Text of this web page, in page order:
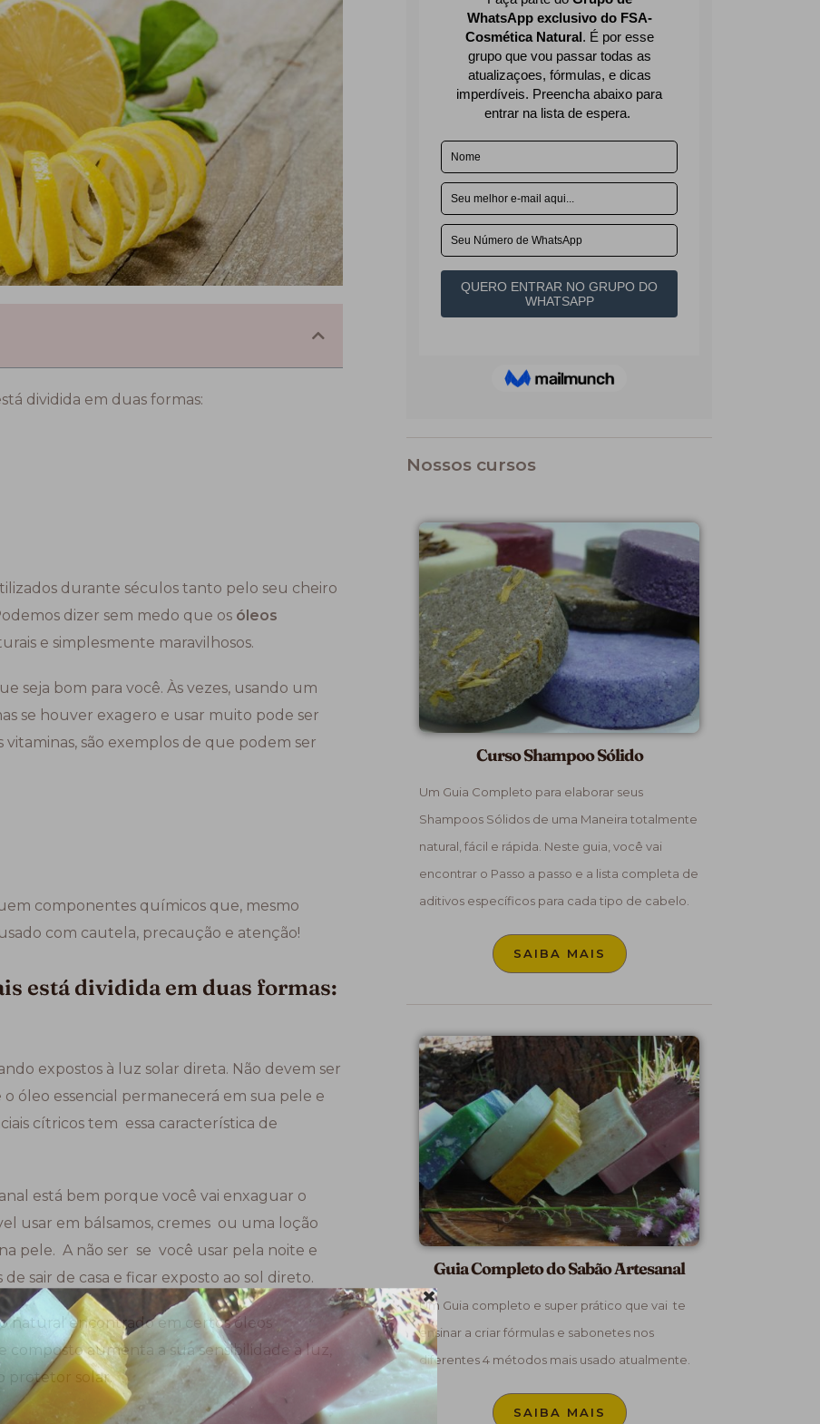
dividida em duas formas:
durante séculos tanto pelo seu cheiro
dizer sem medo que os óleos
e simplesmente maravilhosos.
seja bom para você. Às vezes, usando um
se houver exagero e usar muito pode ser
são exemplos de que podem ser
componentes químicos que, mesmo
com cautela, precaução e atenção!
está dividida em duas formas:
expostos à luz solar direta. Não devem ser
óleo essencial permanecerá em sua pele e
cítricos tem essa característica de
está bem porque você vai enxaguar o
usar em bálsamos, cremes ou uma loção
pele. A não ser se você usar pela noite e
sair de casa e ficar exposto ao sol direto.
natural encontrado em certos óleos
composto aumenta a sua sensibilidade à luz,
protetor solar.
Nossos cursos
Curso Shampoo Sólido
Um Guia Completo para elaborar seus
Shampoos Sólidos de uma Maneira totalmente
natural, fácil e rápida. Neste guia, você vai
encontrar o Passo a passo e a lista completa de
aditivos específicos para cada tipo de cabelo.
SAIBA MAIS
Guia Completo do Sabão Artesanal
Um Guia completo e super prático que vai te
ensinar a criar fórmulas e sabonetes nos
diferentes 4 métodos mais usado atualmente.
SAIBA MAIS